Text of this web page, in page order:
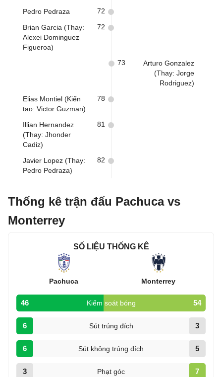
Pedro Pedraza 72
Brian Garcia (Thay:
Alexei Dominguez
Figueroa)
72
Arturo Gonzalez
(Thay: Jorge
Rodriguez)
73
Elias Montiel (Kiến
tạo: Victor Guzman)
78
Illian Hernandez
(Thay: Jhonder
Cadiz)
81
Javier Lopez (Thay:
Pedro Pedraza)
82
Thống kê trận đấu Pachuca vs
Monterrey
SỐ LIỆU THỐNG KÊ
Pachuca Monterrey
46 Kiểm soát bóng 54
6 Sút trúng đích 3
6 Sút không trúng đích 5
3 Phạt góc 7